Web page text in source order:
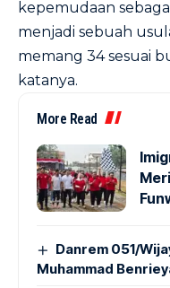
kepemudaan
menjadi sebuah
memang 34 sesuai
katanya.
More Read
Danrem 051/
Muhammad